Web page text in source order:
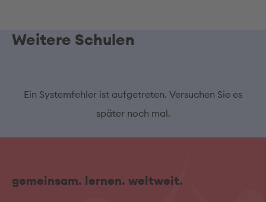
Weitere Schulen
Ein Systemfehler ist aufgetreten. Versuchen Sie es
später noch mal.
gemeinsam. lernen. weltweit.